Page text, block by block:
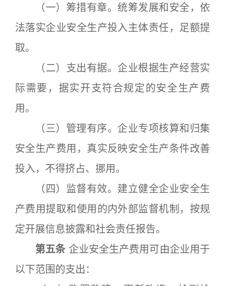
（一）筹措有章。统筹发展和安全，依
法落实企业安全生产投入主体责任，足额提
取。
（二）支出有据。企业根据生产经营实
际需要，据实开支符合规定的安全生产费
用。
（三）管理有序。企业专项核算和归集
安全生产费用，真实反映安全生产条件改善
投入，不得挤占、挪用。
（四）监督有效。建立健全企业安全生
产费用提取和使用的内外部监督机制，按规
定开展信息披露和社会责任报告。
第五条 企业安全生产费用可由企业用于
以下范围的支出：